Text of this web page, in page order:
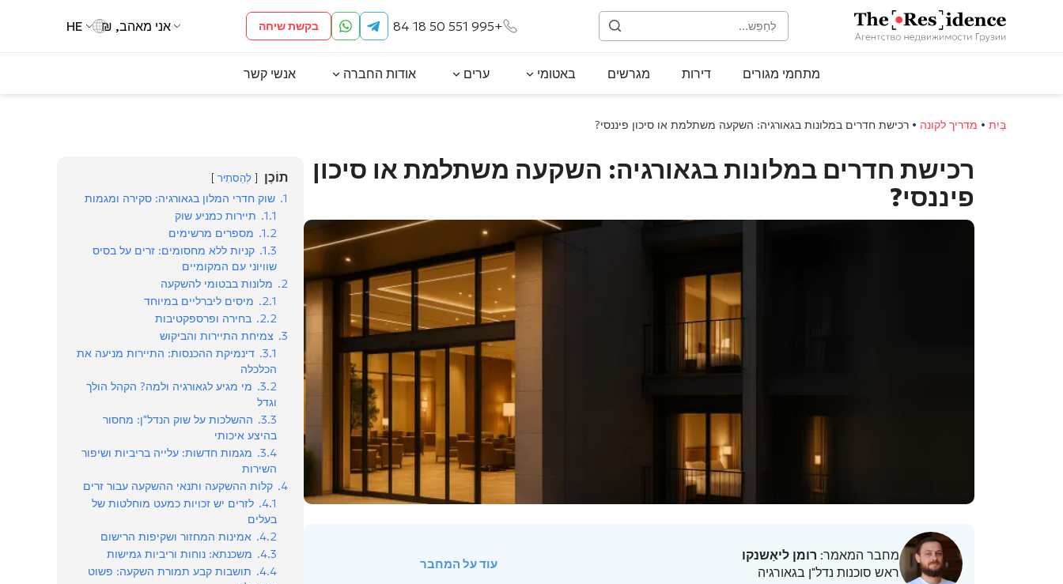
+995 551 50 18 84 בקשת שיחה אני מאהב, ₪ HE
מתחמי מגורים דירות מגרשים באטומי ערים אודות החברה אנשי קשר
בַּיִת • מדריך לקונה • רכישת חדרים במלונות בגאורגיה: השקעה משתלמת או סיכון פיננסי?
רכישת חדרים במלונות בגאורגיה: השקעה משתלמת או סיכון
פיננסי?
מחבר המאמר: רומן ליאַשנקו
ראש סוכנות נדל"ן בגאורגיה
עוד על המחבר
תוֹכֶן לְהַסתִיר
1. שוק חדרי המלון בגאורגיה: סקירה ומגמות
1.1.
תיירות כמניע שוק
1.2.
מספרים מרשימים
1.3. קניות ללא מחסומים: זרים על בסיס
שוויוני עם המקומיים
2.
מלונות בבטומי להשקעה
2.1.
מיסים ליברליים במיוחד
2.2.
בחירה ופרספקטיבות
3.
צמיחת התיירות והביקוש
3.1. דינמיקת ההכנסות: התיירות מניעה את
הכלכלה
3.2.
מי מגיע לגאורגיה ולמה? הקהל הולך
וגדל
3.3.
ההשלכות על שוק הנדל"ן: מחסור
בהיצע איכותי
3.4.
מגמות חדשות: עלייה בריביות ושיפור
השירות
4. קלות ההשקעה ותנאי ההשקעה עבור זרים
4.1. לזרים יש זכויות כמעט מוחלטות של
בעלים
4.2. אמינות המחזור ושקיפות הרישום
4.3.
משכנתא: נוחות וריביות גמישות
4.4.
תושבות קבע תמורת השקעה: פשוט